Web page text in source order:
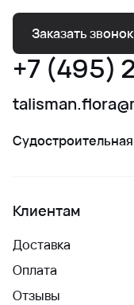
Заказать звонок
+7 (495)
Судостроительная
Клиентам
Доставка
Оплата
Отзывы